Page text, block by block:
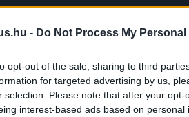
- Do Not Process My
opt-out of the sale, sharing to third
for targeted advertising by us,
selection. Please note that after your
interest-based ads based on